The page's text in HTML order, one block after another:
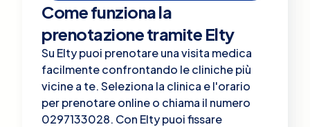
Come funziona la
prenotazione tramite Elty
Su Elty puoi prenotare una visita medica
facilmente confrontando le cliniche più
vicine a te. Seleziona la clinica e l'orario
per prenotare online o chiama il numero
0297133028. Con Elty puoi fissare